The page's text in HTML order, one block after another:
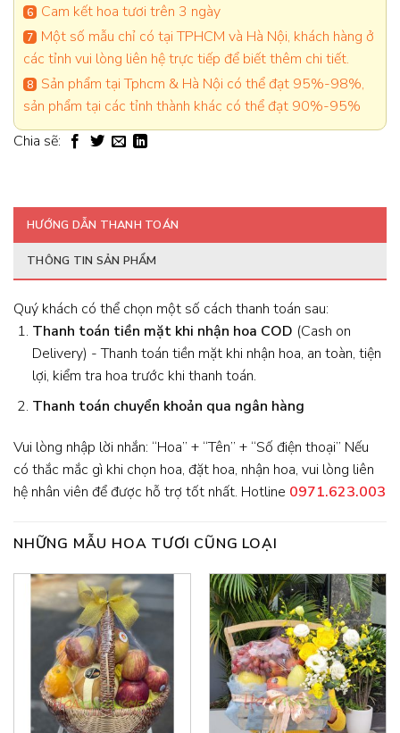
Cam kết hoa tươi trên 3 ngày
Một số mẫu chỉ có tại TPHCM và Hà Nội, khách hàng ở
các tỉnh vui lòng liên hệ trực tiếp để biết thêm chi tiết.
Sản phẩm tại Tphcm & Hà Nội có thể đạt 95%-98%,
sản phẩm tại các tỉnh thành khác có thể đạt 90%-95%
Chia sẽ:
HƯỚNG DẪN THANH TOÁN
THÔNG TIN SẢN PHẨM
Quý khách có thể chọn một số cách thanh toán sau:
Thanh toán tiền mặt khi nhận hoa COD (Cash on
Delivery) - Thanh toán tiền mặt khi nhận hoa, an toàn, tiện
lợi, kiểm tra hoa trước khi thanh toán.
Thanh toán chuyển khoản qua ngân hàng
Vui lòng nhập lời nhắn: “Hoa” + “Tên” + “Số điện thoại” Nếu
có thắc mắc gì khi chọn hoa, đặt hoa, nhận hoa, vui lòng liên
hệ nhân viên để được hỗ trợ tốt nhất. Hotline 0971.623.003
NHỮNG MẪU HOA TƯƠI CŨNG LOẠI